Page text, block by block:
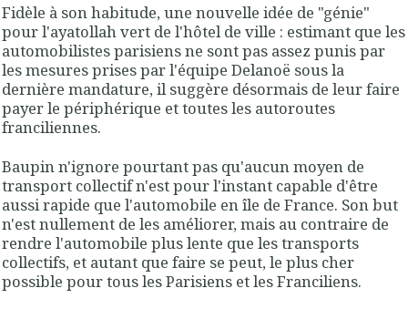
Fidèle à son habitude, une nouvelle idée de "génie"
pour l'ayatollah vert de l'hôtel de ville : estimant que les
automobilistes parisiens ne sont pas assez punis par
les mesures prises par l'équipe Delanoë sous la
dernière mandature, il suggère désormais de leur faire
payer le périphérique et toutes les autoroutes
franciliennes.
Baupin n'ignore pourtant pas qu'aucun moyen de
transport collectif n'est pour l'instant capable d'être
aussi rapide que l'automobile en île de France. Son but
n'est nullement de les améliorer, mais au contraire de
rendre l'automobile plus lente que les transports
collectifs, et autant que faire se peut, le plus cher
possible pour tous les Parisiens et les Franciliens.